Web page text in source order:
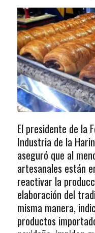
El presidente de la
Industria de la
aseguró que al
artesanales están
reactivar la
elaboración del
misma manera,
productos